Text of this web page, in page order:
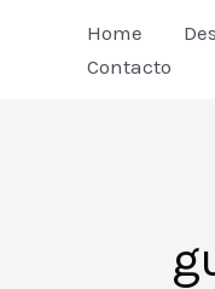
Home
Contacto